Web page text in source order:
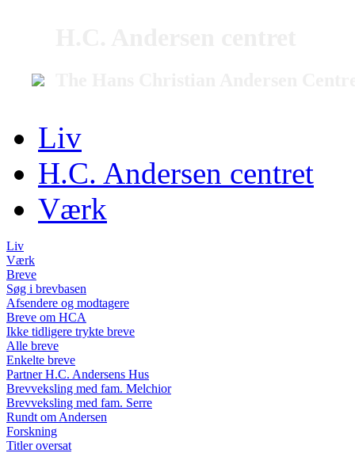
Liv
H.C. Andersen centret
Værk
Liv
Værk
Breve
Søg i brevbasen
Afsendere og modtagere
Breve om HCA
Ikke tidligere trykte breve
Alle breve
Enkelte breve
Partner H.C. Andersens Hus
Brevveksling med fam. Melchior
Brevveksling med fam. Serre
Rundt om Andersen
Forskning
Titler oversat